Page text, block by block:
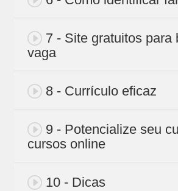
7 - Site gratuitos para
vaga
8 - Currículo eficaz
9 - Potencialize seu
cursos online
10 - Dicas